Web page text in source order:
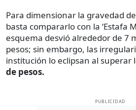
Para dimensionar la gravedad
basta compararlo con la ‘Estafa
esquema desvió alrededor de 7
pesos; sin embargo, las
institución lo eclipsan al superar
de pesos.
PUBLICIDAD